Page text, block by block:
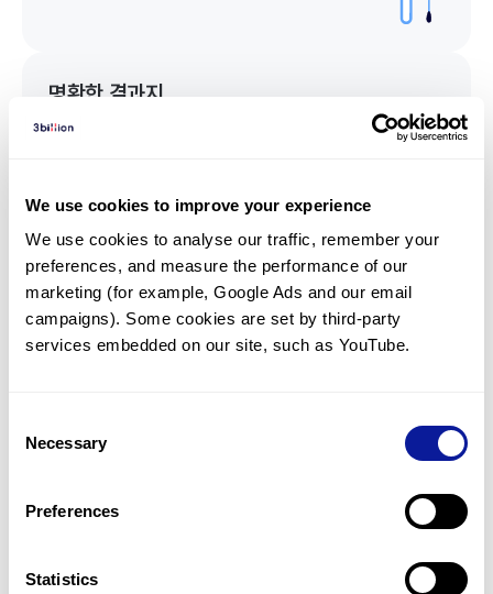
We use cookies to improve your experience
We use cookies to analyse our traffic, remember your
preferences, and measure the performance of our
marketing (for example, Google Ads and our email
campaigns). Some cookies are set by third-party
services embedded on our site, such as YouTube.
Selection
Necessary
Preferences
Statistics
명확한 결과지
임상유전학팀과 소통
궁금한 점을 임상유전학팀과 직접 논의 할 수 있습니다.
문의하기
미진단된 경우에 재분석을 통해 후속 케어를 받을 수 있습니다.
최신 유전학 정보 제공